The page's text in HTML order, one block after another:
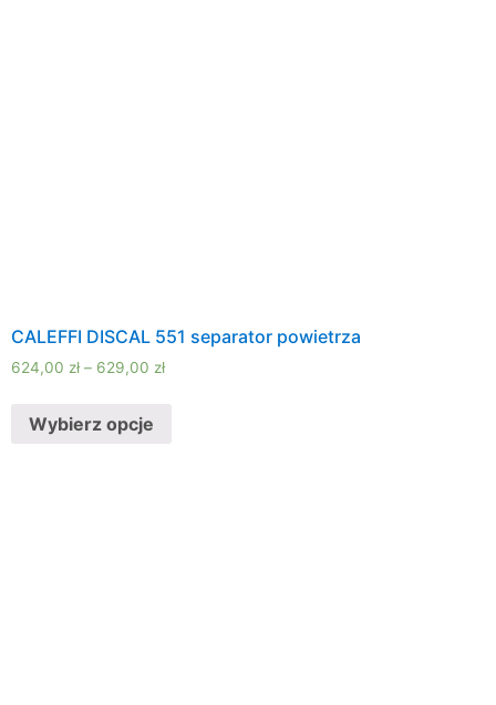
CALEFFI DISCAL 551 separator powietrza
624,00 zł – 629,00 zł
Wybierz opcje